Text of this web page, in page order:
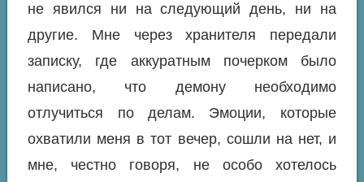
не явился ни на следующий день, ни на
другие. Мне через хранителя передали
записку, где аккуратным почерком было
написано, что демону необходимо
отлучиться по делам. Эмоции, которые
охватили меня в тот вечер, сошли на нет, и
мне, честно говоря, не особо хотелось